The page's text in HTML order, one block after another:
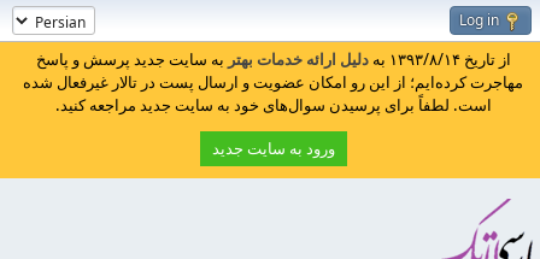
Log in
از تاریخ ۱۳۹۳/۸/۱۴ به دلیل ارائه خدمات بهتر به سایت جدید پرسش و پاسخ
مهاجرت کرده‌ایم؛ از این رو امکان عضویت و ارسال پست در تالار غیرفعال شده
است. لطفاً برای پرسیدن سوال‌های خود به سایت جدید مراجعه کنید.
ورود به سایت جدید